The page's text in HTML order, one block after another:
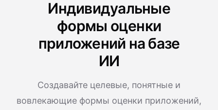
Индивидуальные
формы оценки
приложений на базе
ИИ
Создавайте целевые, понятные и
вовлекающие формы оценки приложений,